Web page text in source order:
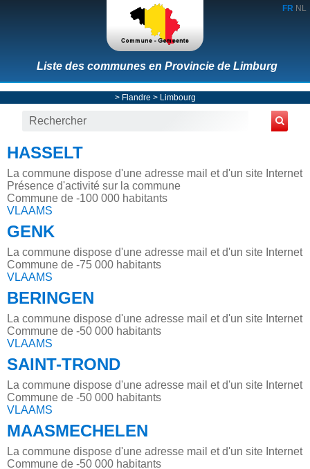
FR NL
Liste des communes en Provincie de Limburg
> Flandre > Limbourg
HASSELT
La commune dispose d'une adresse mail et d'un site Internet
Présence d'activité sur la commune
Commune de -100 000 habitants
VLAAMS
GENK
La commune dispose d'une adresse mail et d'un site Internet
Commune de -75 000 habitants
VLAAMS
BERINGEN
La commune dispose d'une adresse mail et d'un site Internet
Commune de -50 000 habitants
VLAAMS
SAINT-TROND
La commune dispose d'une adresse mail et d'un site Internet
Commune de -50 000 habitants
VLAAMS
MAASMECHELEN
La commune dispose d'une adresse mail et d'un site Internet
Commune de -50 000 habitants